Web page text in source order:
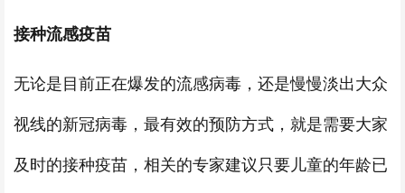
接种流感疫苗
无论是目前正在爆发的流感病毒，还是慢慢淡出大众
视线的新冠病毒，最有效的预防方式，就是需要大家
及时的接种疫苗，相关的专家建议只要儿童的年龄已